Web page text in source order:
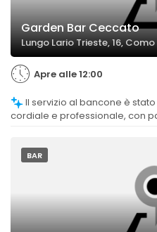
Garden Bar Ceccato
Lungo Lario Trieste, 16, Como
Apre alle 12:00
cordiale e professionale, con
BAR